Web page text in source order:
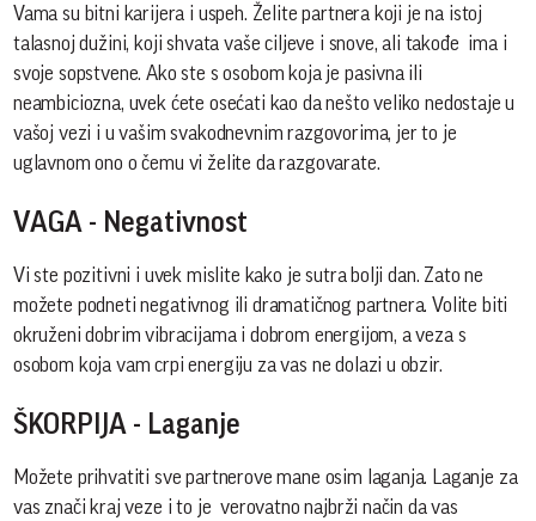
Vama su bitni karijera i uspeh. Želite partnera koji je na istoj
talasnoj dužini, koji shvata vaše ciljeve i snove, ali takođe ima i
svoje sopstvene. Ako ste s osobom koja je pasivna ili
neambiciozna, uvek ćete osećati kao da nešto veliko nedostaje u
vašoj vezi i u vašim svakodnevnim razgovorima, jer to je
uglavnom ono o čemu vi želite da razgovarate.
VAGA - Negativnost
Vi ste pozitivni i uvek mislite kako je sutra bolji dan. Zato ne
možete podneti negativnog ili dramatičnog partnera. Volite biti
okruženi dobrim vibracijama i dobrom energijom, a veza s
osobom koja vam crpi energiju za vas ne dolazi u obzir.
ŠKORPIJA - Laganje
Možete prihvatiti sve partnerove mane osim laganja. Laganje za
vas znači kraj veze i to je verovatno najbrži način da vas